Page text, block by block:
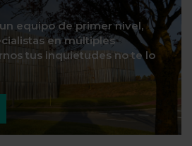
equipo de primer nivel,
en múltiples
tus inquietudes no te lo